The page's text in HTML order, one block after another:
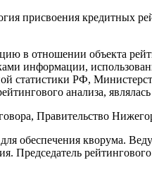
присвоения кредитных
в отношении объекта
информации,
статистики РФ,
анализа,
Правительство
обеспечения кворума.
Председатель